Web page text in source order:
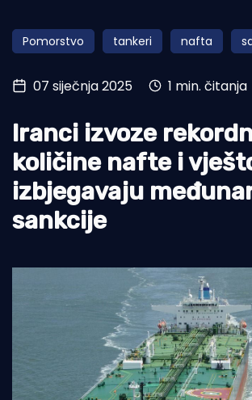
Obala
Otoci
Turizam i nautika
Pomorstvo
Ribolov
Ekologija
Tradicija i kultura
Pomorstvo tankeri nafta
07 siječnja 2025 1 min. čitanja
Iranci izvoze
količine nafte i
izbjegavaju
sankcije